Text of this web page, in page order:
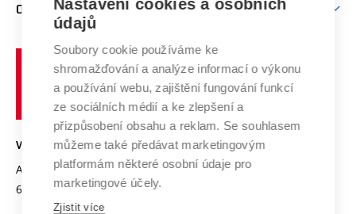
E-přihláška
Doktorské studium
Podpora podnikání
Systém zajišťování kvality výzkumu
Výzkumné infrastruktury
Transfer znalostí
Open Science
Projekty
Projekty ze strukturálních fondů
Specifický výzkum
Zahraniční spolupráce
Spolupráce se školami
Služby univerzity
Mezinárodní dohody
Univerzitní sítě
O UNIVERZITĚ
Profil univerzity
Udržitelná univerzita
Podnikavá univerzita / ContriBUTe
Bezpečná univerzita
Vyznamenání
Organizační struktura
učení
technické
Brně
VYSOKÉ UČENÍ TECHNICKÉ V BRNĚ
Antonínská 548/1
602 00 Brno
www.vut.cz
vut@vutbr.cz
Nastavení cookies a osobních
údajů
Soubory cookie používáme ke
shromažďování a analýze informací o výkonu
a používání webu, zajištění fungování funkcí
ze sociálních médií a ke zlepšení a
přizpůsobení obsahu a reklam. Se souhlasem
můžeme také předávat marketingovým
platformám některé osobní údaje pro
marketingové účely.
Zjistit více